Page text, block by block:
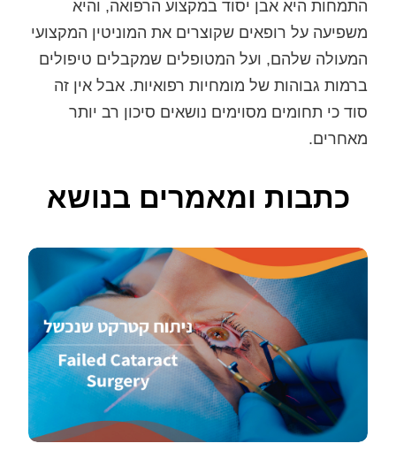
התמחות היא אבן יסוד במקצוע הרפואה, והיא
משפיעה על רופאים שקוצרים את המוניטין המקצועי
המעולה שלהם, ועל המטופלים שמקבלים טיפולים
ברמות גבוהות של מומחיות רפואיות. אבל אין זה
סוד כי תחומים מסוימים נושאים סיכון רב יותר
מאחרים.
כתבות ומאמרים בנושא